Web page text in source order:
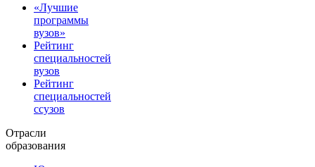
«Лучшие
программы
вузов»
Рейтинг
специальностей
вузов
Рейтинг
специальностей
ссузов
Отрасли
образования